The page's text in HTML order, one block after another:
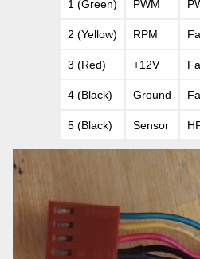
1 (Green) PWM
2 (Yellow) RPM
3 (Red) +12V
4 (Black) Ground
5 (Black) Sensor